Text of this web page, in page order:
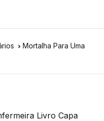
Mortalha Para Uma